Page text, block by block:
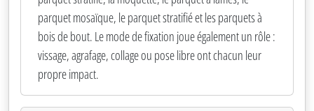
parquet mosaïque, le parquet stratifié et les parquets à
bois de bout. Le mode de fixation joue également un rôle :
vissage, agrafage, collage ou pose libre ont chacun leur
propre impact.